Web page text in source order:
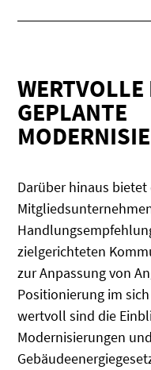
GEPLANTE
Darüber hinaus bietet
zielgerichteten
zur Anpassung von
Positionierung im
wertvoll sind die
Modernisierungen